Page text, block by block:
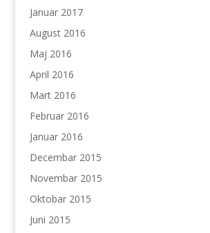
Januar 2017
August 2016
Maj 2016
April 2016
Mart 2016
Februar 2016
Januar 2016
Decembar 2015
Novembar 2015
Oktobar 2015
Juni 2015